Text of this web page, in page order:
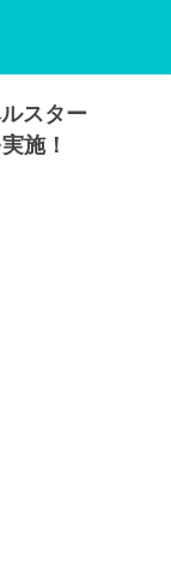
スター
施！